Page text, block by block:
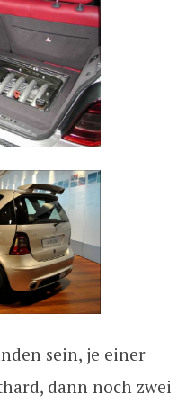
sein, je einer
dann noch zwei